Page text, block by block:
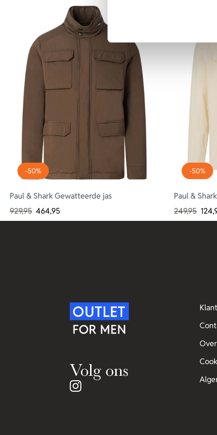
-50%
Paul & Shark Gewatteerde jas
929,95 464,95
-50%
Paul &
249,95
Volg ons